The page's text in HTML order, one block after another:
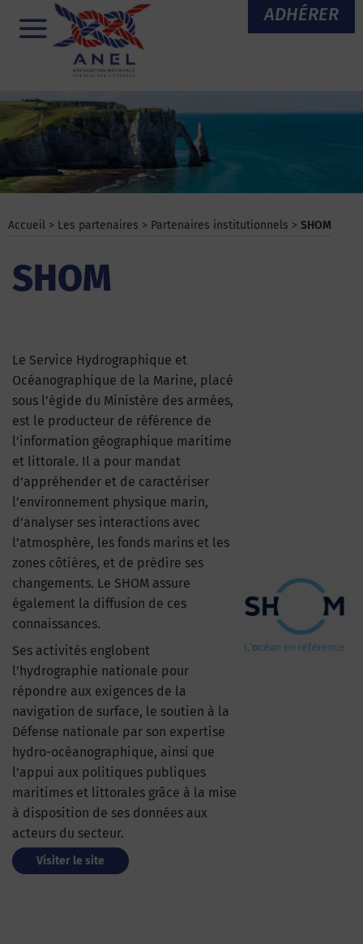
ADHÉRER
Menu
Accueil > Les partenaires > Partenaires institutionnels > SHOM
SHOM
Le Service Hydrographique et
Océanographique de la Marine, placé
sous l’égide du Ministère des armées,
est le producteur de référence de
l’information géographique maritime
et littorale. Il a pour mandat
d’appréhender et de caractériser
l’environnement physique marin,
d’analyser ses interactions avec
l’atmosphère, les fonds marins et les
zones côtières, et de prédire ses
changements. Le SHOM assure
également la diffusion de ces
connaissances.
Ses activités englobent
l’hydrographie nationale pour
répondre aux exigences de la
navigation de surface, le soutien à la
Défense nationale par son expertise
hydro-océanographique, ainsi que
l’appui aux politiques publiques
maritimes et littorales grâce à la mise
à disposition de ses données aux
acteurs du secteur.
Visiter le site